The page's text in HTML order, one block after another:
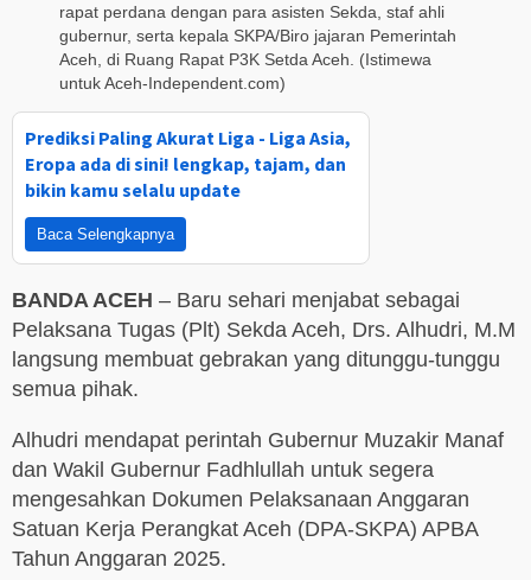
rapat perdana dengan para asisten Sekda, staf ahli
gubernur, serta kepala SKPA/Biro jajaran Pemerintah
Aceh, di Ruang Rapat P3K Setda Aceh. (Istimewa
untuk Aceh-Independent.com)
Prediksi Paling Akurat Liga - Liga Asia,
Eropa ada di sini! lengkap, tajam, dan
bikin kamu selalu update
Baca Selengkapnya
BANDA ACEH – Baru sehari menjabat sebagai
Pelaksana Tugas (Plt) Sekda Aceh, Drs. Alhudri, M.M
langsung membuat gebrakan yang ditunggu-tunggu
semua pihak.
Alhudri mendapat perintah Gubernur Muzakir Manaf
dan Wakil Gubernur Fadhlullah untuk segera
mengesahkan Dokumen Pelaksanaan Anggaran
Satuan Kerja Perangkat Aceh (DPA-SKPA) APBA
Tahun Anggaran 2025.